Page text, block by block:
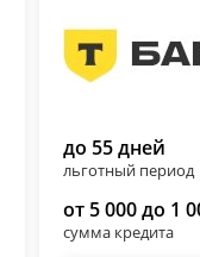
до 55 дней
льготный период
от 5 000 до 1
сумма кредита